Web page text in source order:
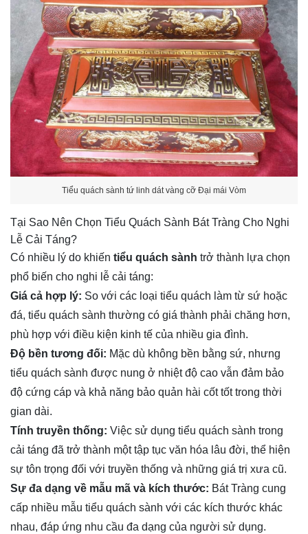
Tiểu quách sành tứ linh dát vàng cỡ Đại mái Vòm
Tại Sao Nên Chọn Tiểu Quách Sành Bát Tràng Cho Nghi
Lễ Cải Táng?
Có nhiều lý do khiến tiểu quách sành trở thành lựa chọn
phổ biến cho nghi lễ cải táng:
Giá cả hợp lý: So với các loại tiểu quách làm từ sứ hoặc
đá, tiểu quách sành thường có giá thành phải chăng hơn,
phù hợp với điều kiện kinh tế của nhiều gia đình.
Độ bền tương đối: Mặc dù không bền bằng sứ, nhưng
tiểu quách sành được nung ở nhiệt độ cao vẫn đảm bảo
độ cứng cáp và khả năng bảo quản hài cốt tốt trong thời
gian dài.
Tính truyền thống: Việc sử dụng tiểu quách sành trong
cải táng đã trở thành một tập tục văn hóa lâu đời, thể hiện
sự tôn trọng đối với truyền thống và những giá trị xưa cũ.
Sự đa dạng về mẫu mã và kích thước: Bát Tràng cung
cấp nhiều mẫu tiểu quách sành với các kích thước khác
nhau, đáp ứng nhu cầu đa dạng của người sử dụng.